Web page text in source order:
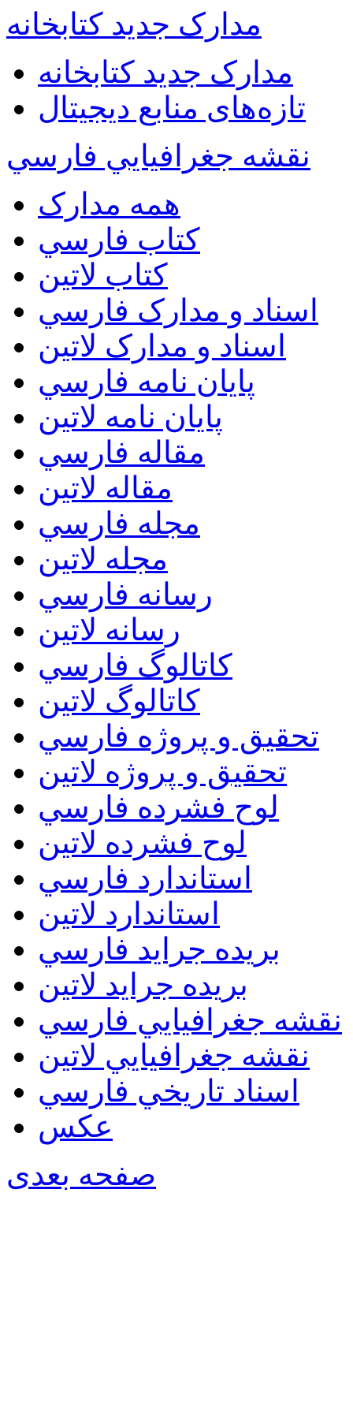
مدارک جدید کتابخانه
مدارک جدید کتابخانه
تازه‌های منابع دیجیتال
نقشه جغرافيايي فارسي
همه مدارک
کتاب فارسي
کتاب لاتين
اسناد و مدارک فارسي
اسناد و مدارک لاتين
پايان نامه فارسي
پايان نامه لاتين
مقاله فارسي
مقاله لاتين
مجله فارسي
مجله لاتين
رسانه فارسي
رسانه لاتين
کاتالوگ فارسي
کاتالوگ لاتين
تحقيق و پروژه فارسي
تحقيق و پروژه لاتين
لوح فشرده فارسي
لوح فشرده لاتين
استاندارد فارسي
استاندارد لاتين
بريده جرايد فارسي
بريده جرايد لاتين
نقشه جغرافيايي فارسي
نقشه جغرافيايي لاتين
اسناد تاريخي فارسي
عکس
صفحه بعدی